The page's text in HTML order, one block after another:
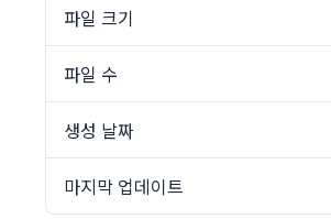
파일 크기
파일 수
생성 날짜
마지막 업데이트